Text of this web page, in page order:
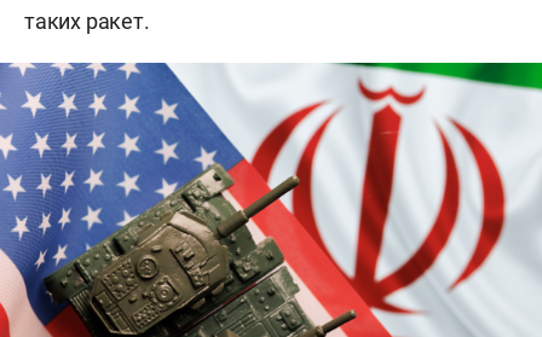
таких ракет.